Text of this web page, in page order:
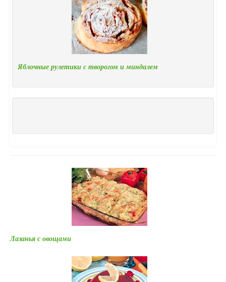
Яблочные рулетики с творогом и миндалем
Лазанья с овощами